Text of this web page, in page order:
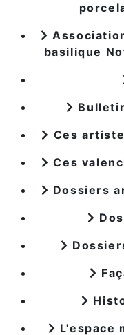
basilique
Ces
Ces
Dossiers
L'espace